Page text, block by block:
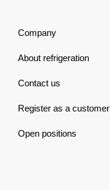
Company
About refrigeration
Contact us
Register as a customer
Open positions